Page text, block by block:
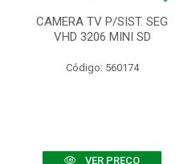
CAMERA TV P/SIST. SEG
VHD 3206 MINI SD
Código: 560174
VER PREÇO